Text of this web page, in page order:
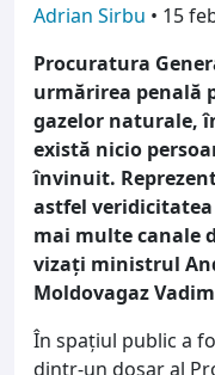
Adrian Sirbu • 15
Procuratura
urmărirea penală
gazelor naturale,
există nicio
învinuit.
astfel
mai multe canale
vizați ministrul
Moldovagaz
În spațiul public a
dintr-un dosar al